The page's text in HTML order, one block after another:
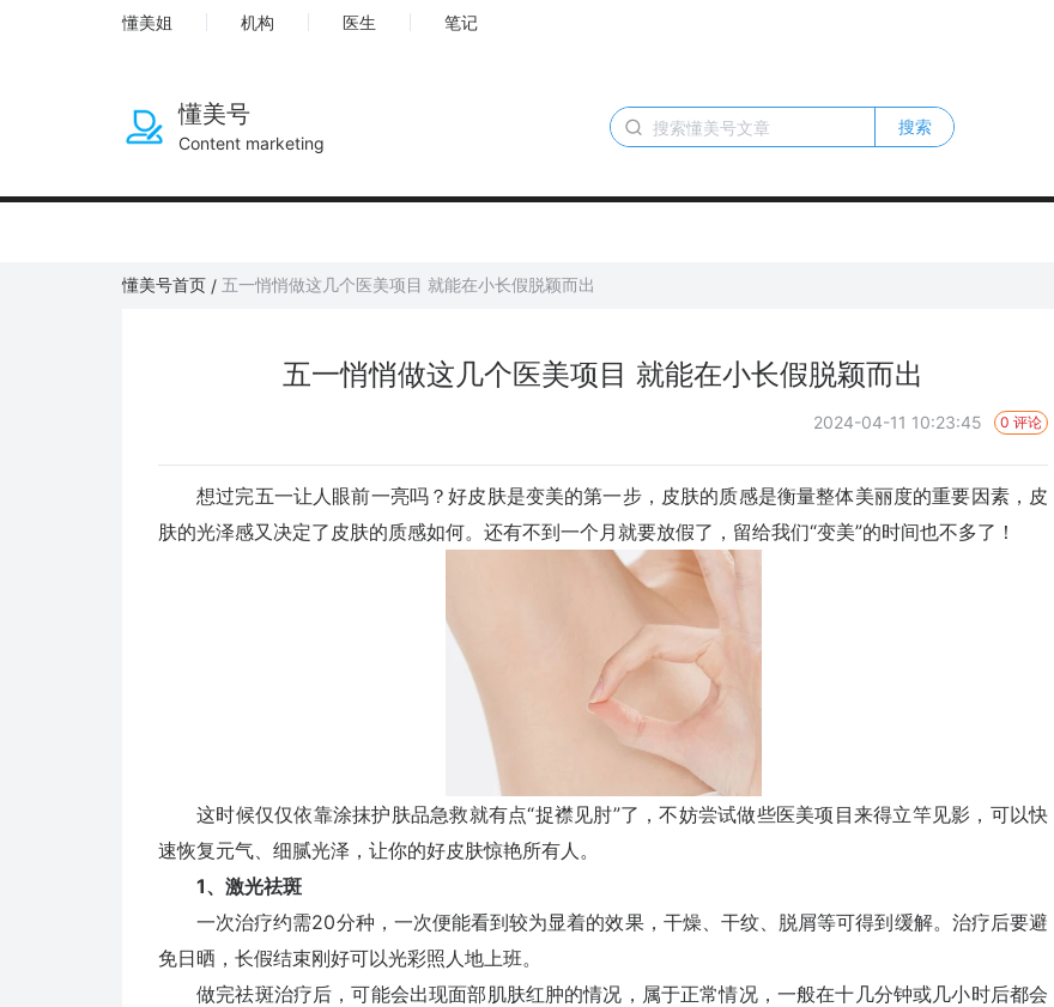
懂美姐 机构 医生 笔记
懂美号
Content marketing
搜索
懂美号首页 / 五一悄悄做这几个医美项目 就能在小长假脱颖而出
五一悄悄做这几个医美项目 就能在小长假脱颖而出
2024-04-11 10:23:45 0 评论
想过完五一让人眼前一亮吗？好皮肤是变美的第一步，皮肤的质感是衡量整体美丽度的重要因素，皮
肤的光泽感又决定了皮肤的质感如何。还有不到一个月就要放假了，留给我们“变美”的时间也不多了！
这时候仅仅依靠涂抹护肤品急救就有点“捉襟见肘”了，不妨尝试做些医美项目来得立竿见影，可以快
速恢复元气、细腻光泽，让你的好皮肤惊艳所有人。
1、激光祛斑
一次治疗约需20分种，一次便能看到较为显着的效果，干燥、干纹、脱屑等可得到缓解。治疗后要避
免日晒，长假结束刚好可以光彩照人地上班。
做完祛斑治疗后，可能会出现面部肌肤红肿的情况，属于正常情况，一般在十几分钟或几小时后都会